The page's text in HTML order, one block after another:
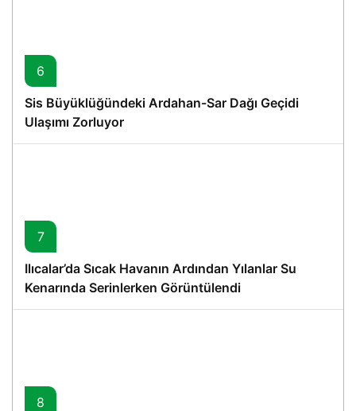
6
Sis Büyüklüğündeki Ardahan-Sar Dağı Geçidi
Ulaşımı Zorluyor
7
Ilıcalar’da Sıcak Havanın Ardından Yılanlar Su
Kenarında Serinlerken Görüntülendi
8